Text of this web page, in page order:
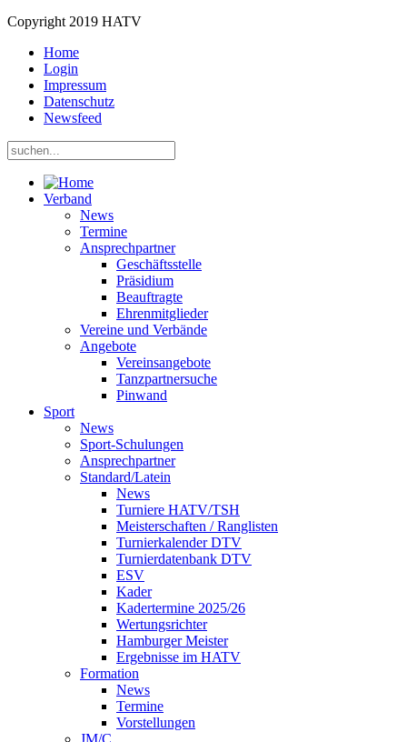
Copyright 2019 HATV
Home
Login
Impressum
Datenschutz
Newsfeed
Verband
News
Termine
Ansprechpartner
Geschäftsstelle
Präsidium
Beauftragte
Ehrenmitglieder
Vereine und Verbände
Angebote
Vereinsangebote
Tanzpartnersuche
Pinwand
Sport
News
Sport-Schulungen
Ansprechpartner
Standard/Latein
News
Turniere HATV/TSH
Meisterschaften / Ranglisten
Turnierkalender DTV
Turnierdatenbank DTV
ESV
Kader
Kadertermine 2025/26
Wertungsrichter
Hamburger Meister
Ergebnisse im HATV
Formation
News
Termine
Vorstellungen
JM/C